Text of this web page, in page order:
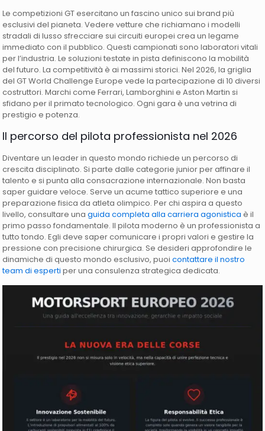
Le competizioni GT esercitano un fascino unico sui brand più
esclusivi del pianeta. Vedere vetture che richiamano i modelli
stradali di lusso sfrecciare sui circuiti europei crea un legame
immediato con il pubblico. Questi campionati sono laboratori vitali
per l’industria. Le soluzioni testate in pista definiscono la mobilità
del futuro. La competitività è ai massimi storici. Nel 2026, la griglia
del GT World Challenge Europe vede la partecipazione di 10 diversi
costruttori. Marchi come Ferrari, Lamborghini e Aston Martin si
sfidano per il primato tecnologico. Ogni gara è una vetrina di
prestigio e potenza.
Il percorso del pilota professionista nel 2026
Diventare un leader in questo mondo richiede un percorso di
crescita disciplinato. Si parte dalle categorie junior per affinare il
talento e si punta alla consacrazione internazionale. Non basta
saper guidare veloce. Serve un acume tattico superiore e una
preparazione fisica da atleta olimpico. Per chi aspira a questo
livello, consultare unaguida completa alla carriera agonistica è il
primo passo fondamentale. Il pilota moderno è un professionista a
tutto tondo. Egli deve saper comunicare i propri valori e gestire la
pressione con precisione chirurgica. Se desideri approfondire le
dinamiche di questo mondo esclusivo, puoicontattare il nostro
team di esperti per una consulenza strategica dedicata.